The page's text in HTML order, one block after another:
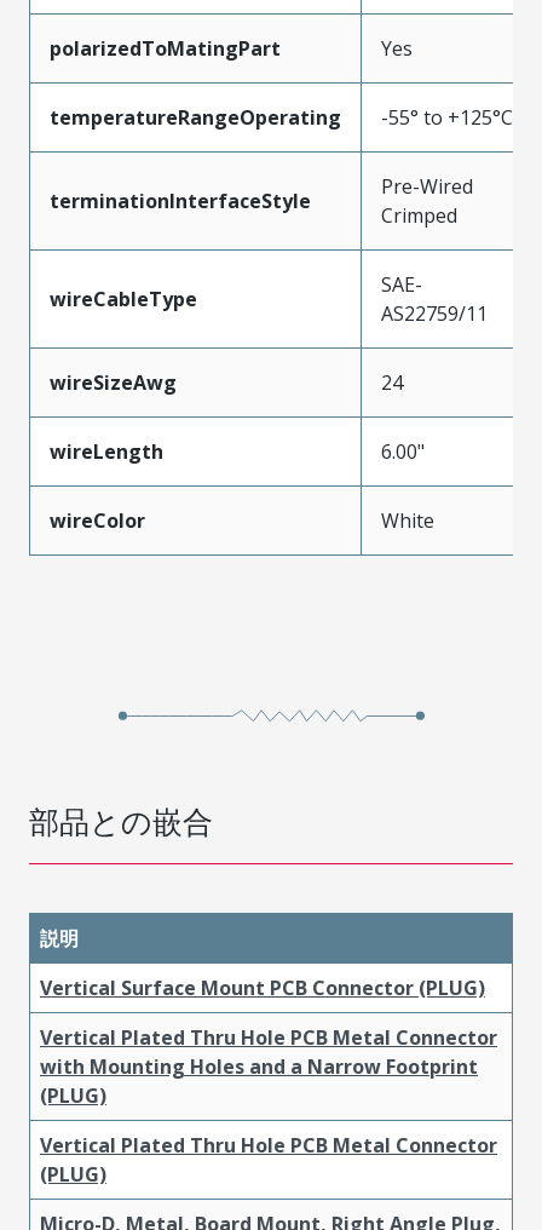
polarizedToMatingPart Yes
temperatureRangeOperating -55° to +125°C
terminationInterfaceStyle
Pre-Wired
Crimped
wireCableType
SAE-
AS22759/11
wireSizeAwg 24
wireLength 6.00"
wireColor White
部品との嵌合
説明
Vertical Surface Mount PCB Connector (PLUG)
Vertical Plated Thru Hole PCB Metal Connector
with Mounting Holes and a Narrow Footprint
(PLUG)
Vertical Plated Thru Hole PCB Metal Connector
(PLUG)
Micro-D, Metal, Board Mount, Right Angle Plug,